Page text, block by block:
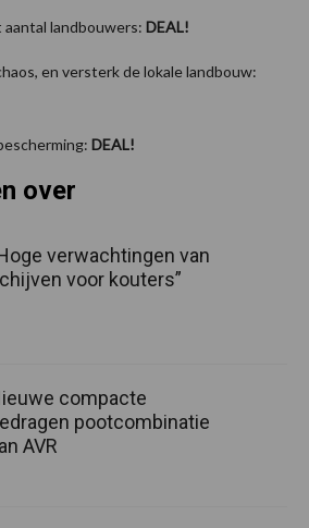
aantal landbouwers: DEAL!
en versterk de lokale landbouw:
DEAL!
over
verwachtingen van
voor kouters”
compacte
pootcombinatie
AVR